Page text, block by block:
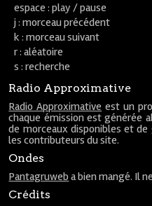
espace : play / pause
j : morceau précédent
k : morceau suivant
r : aléatoire
s : recherche
Radio Approximative
Radio Approximative est un
chaque émission est générée
de morceaux disponibles et
les contributeurs du site.
Ondes
Pantagruweb a bien mangé. Il
Crédits